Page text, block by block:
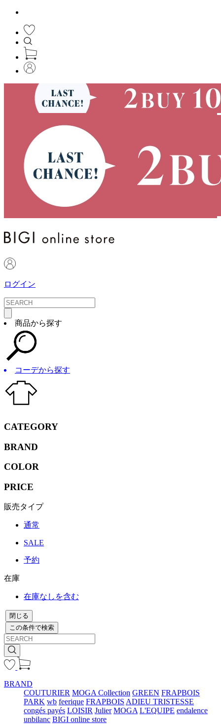
ログイン
商品から探す
コーデから探す
CATEGORY
BRAND
COLOR
PRICE
販売タイプ
通常
SALE
予約
在庫
在庫なしを含む
閉じる
この条件で検索
BRAND
COUTURIER MOGA Collection GREEN FRAPBOIS
PARK wb feerique FRAPBOIS ADIEU TRISTESSE
congés payés LOISIR Julier MOGA L'EQUIPE endalence
unbilanc BIGI online store